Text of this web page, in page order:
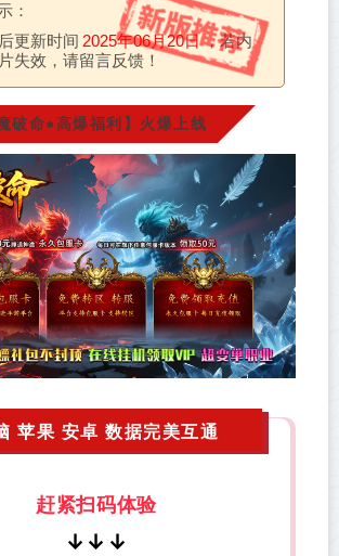
：
更新时间 2025年06月20日，若内
失效，请留言反馈！
破命●高爆福利】火爆上线
苹果 安卓 数据完美互通
赶紧扫码体验
↓ ↓ ↓